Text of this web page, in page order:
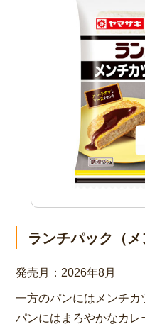
ランチパック（メ
発売月： 2026年8月
一方のパンにはメンチ
パンにはまろやかなカレ